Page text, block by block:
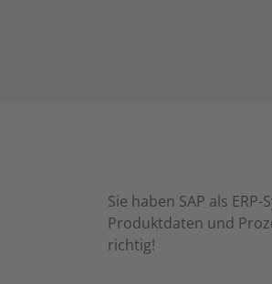
Sie haben SAP als
Produktdaten und
richtig!